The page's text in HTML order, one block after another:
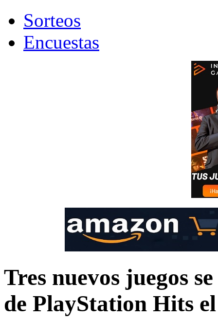
Sorteos
Encuestas
Tres nuevos juegos
de PlayStation Hits